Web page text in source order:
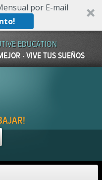
por E-mail
EDUCATION
· VIVE TUS SUEÑOS